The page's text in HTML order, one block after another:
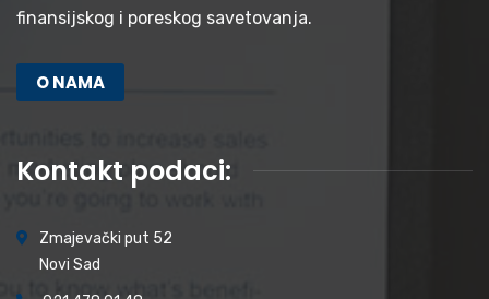
finansijskog i poreskog savetovanja.
O NAMA
Kontakt podaci:
Zmajevački put 52
Novi Sad